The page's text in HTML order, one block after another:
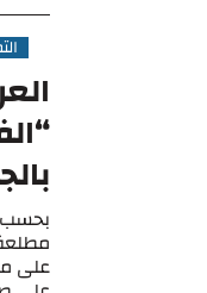
بحسب